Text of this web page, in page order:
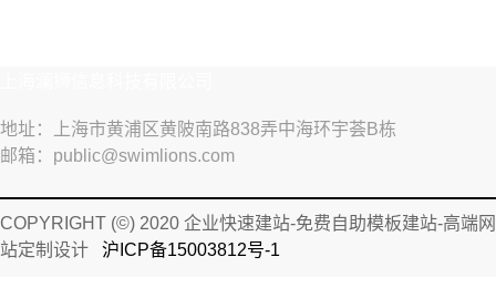
地址：上海市黄浦区黄陂南路838弄中海环宇荟B栋
邮箱：public@swimlions.com
COPYRIGHT (©) 2020 企业快速建站-免费自助模板建站-高端网
站定制设计
沪ICP备15003812号-1